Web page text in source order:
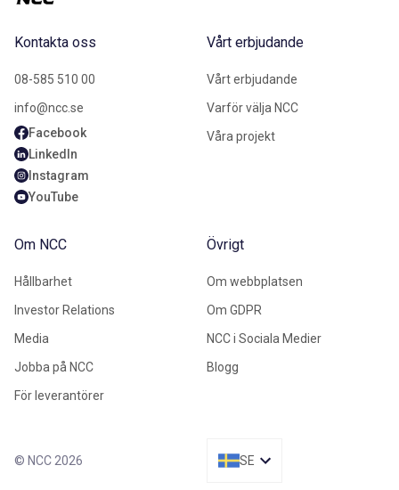
Kontakta oss
08-585 510 00
info@ncc.se
Facebook
LinkedIn
Instagram
YouTube
Vårt erbjudande
Vårt erbjudande
Varför välja NCC
Våra projekt
Om NCC
Hållbarhet
Investor Relations
Media
Jobba på NCC
För leverantörer
Övrigt
Om webbplatsen
Om GDPR
NCC i Sociala Medier
Blogg
© NCC 2026 SE